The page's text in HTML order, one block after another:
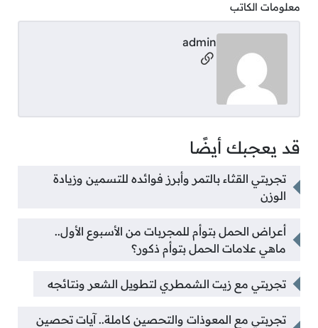
معلومات الكاتب
admin
مواقع التواصل
قد يعجبك أيضًا
تجربتي القثاء بالتمر وأبرز فوائده للتسمين وزيادة
الوزن
أعراض الحمل بتوأم للمجربات من الأسبوع الأول..
ماهي علامات الحمل بتوأم ذكور؟
تجربتي مع زيت الشمطري لتطويل الشعر ونتائجه
تجربتي مع المعوذات والتحصين كاملة.. آيات تحصين